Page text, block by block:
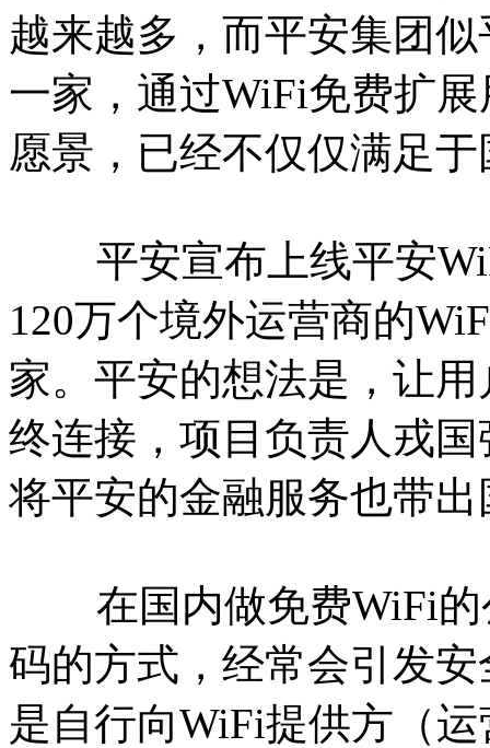
越来越多，而平安集团
一家，通过WiFi免费扩
愿景，已经不仅仅满足
平安宣布上线平安
120万个境外运营商的
家。平安的想法是，让
终连接，项目负责人戎
将平安的金融服务也带
在国内做免费WiFi的
码的方式，经常会引发
是自行向WiFi提供方（